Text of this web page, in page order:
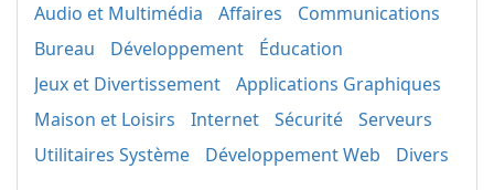
Audio et Multimédia Affaires
Communications
Bureau
Développement
Éducation
Jeux et Divertissement
Applications Graphiques
Maison et Loisirs
Internet Sécurité
Serveurs
Utilitaires Système
Développement Web Divers